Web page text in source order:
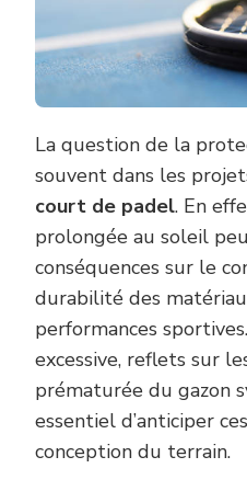
La question de la
souvent dans les
court de padel. En
prolongée au soleil
conséquences sur le
durabilité des
performances
excessive, reflets sur
prématurée du gazon
essentiel d’anticiper
conception du terrain.